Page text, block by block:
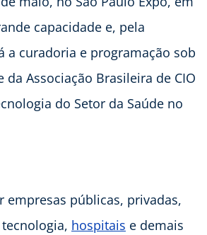
capacidade e, pela
a curadoria e programação sob
Associação Brasileira de CIO
do Setor da Saúde no
empresas públicas, privadas,
hospitais e demais